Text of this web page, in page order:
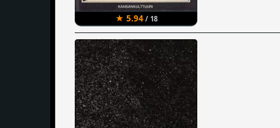
★ 5.94/ 18